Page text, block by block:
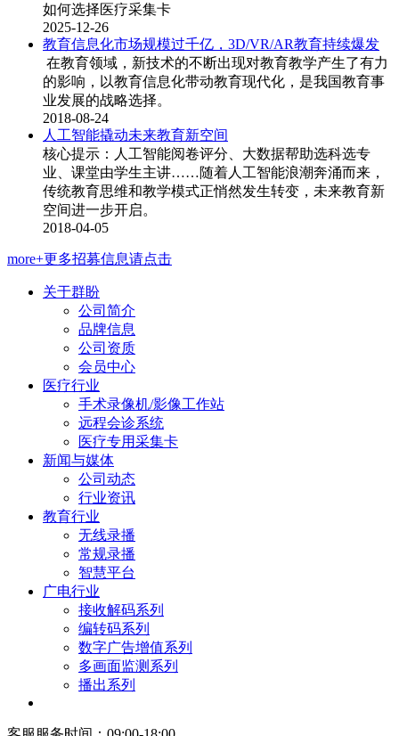
如何选择医疗采集卡
2025-12-26
教育信息化市场规模过千亿，3D/VR/AR教育持续爆发
在教育领域，新技术的不断出现对教育教学产生了有力
的影响，以教育信息化带动教育现代化，是我国教育事
业发展的战略选择。
2018-08-24
人工智能撬动未来教育新空间
核心提示：人工智能阅卷评分、大数据帮助选科选专
业、课堂由学生主讲……随着人工智能浪潮奔涌而来，
传统教育思维和教学模式正悄然发生转变，未来教育新
空间进一步开启。
2018-04-05
more+更多招募信息请点击
关于群盼
公司简介
品牌信息
公司资质
会员中心
医疗行业
手术录像机/影像工作站
远程会诊系统
医疗专用采集卡
新闻与媒体
公司动态
行业资讯
教育行业
无线录播
常规录播
智慧平台
广电行业
接收解码系列
编转码系列
数字广告增值系列
多画面监测系列
播出系列